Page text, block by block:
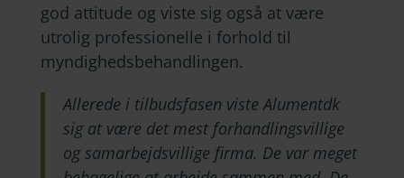
god attitude og viste sig også at være
utrolig professionelle i forhold til
myndighedsbehandlingen.
Allerede i tilbudsfasen viste Alumentdk
sig at være det mest forhandlingsvillige
og samarbejdsvillige firma. De var meget